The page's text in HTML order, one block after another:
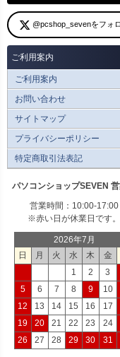
@pcshop_sevenをフォ
ご利用案内
ご利用案内
お問い合わせ
サイトマップ
プライバシーポリシー
特定商取引法表記
パソコンショップSEVEN
営業時間：10:00-17:00
※赤い日が休業日です。
2026年7月
日
月 火 水 木 金
1
2 3
5
6 7 8 9 10
12
13 14 15 16 17
19
20 21 22 23 24
26
27 28 29 30 31